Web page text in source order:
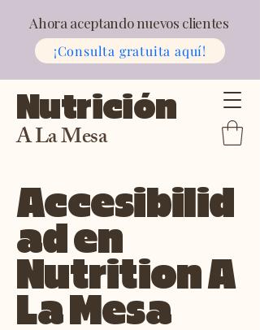
A La Mesa
Nutrición
Ahora aceptando nuevos clientes
¡Consulta gratuita aquí!
Accesibilid
ad en
Nutrition A
La Mesa